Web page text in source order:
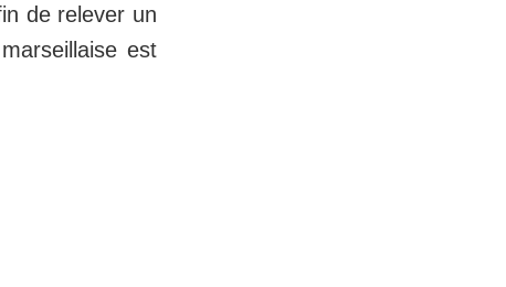
de relever un
est